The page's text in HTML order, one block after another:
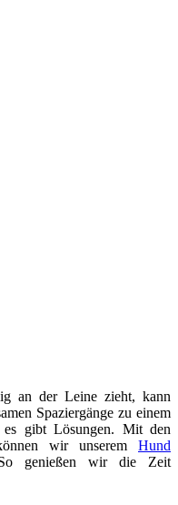
an der Leine zieht, kann
Spaziergänge zu einem
gibt Lösungen. Mit den
wir unserem Hund
genießen wir die Zeit